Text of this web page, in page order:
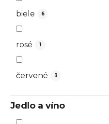
biele 6
rosé 1
červené 3
Jedlo a víno